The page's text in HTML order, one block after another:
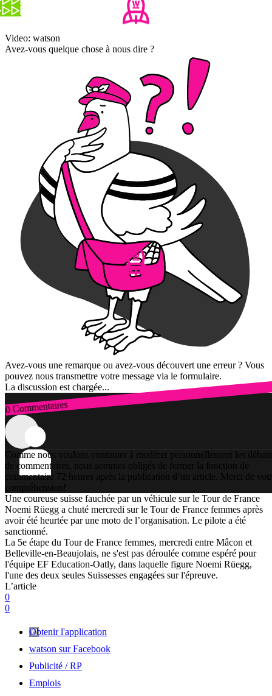
Video: watson
Avez-vous quelque chose à nous dire ?
Avez-vous une remarque ou avez-vous découvert une erreur ? Vous
pouvez nous transmettre votre message via le formulaire.
La discussion est chargée...
0 Commentaires
Connexion
Comme nous voulons continuer à modérer personnellement les débats
de commentaires, nous sommes obligés de fermer la fonction de
commentaire 72 heures après la publication d’un article. Merci de
compréhension!
Une coureuse suisse fauchée par un véhicule sur le Tour de France
Noemi Rüegg a chuté mercredi sur le Tour de France femmes après
avoir été heurtée par une moto de l’organisation. Le pilote a été
sanctionné.
La 5e étape du Tour de France femmes, mercredi entre Mâcon et
Belleville-en-Beaujolais, ne s'est pas déroulée comme espéré pour
l'équipe EF Education-Oatly, dans laquelle figure Noemi Rüegg,
l'une des deux seules Suissesses engagées sur l'épreuve.
L’article
0
0
Obtenir l'application
watson sur Facebook
Publicité / RP
Emplois